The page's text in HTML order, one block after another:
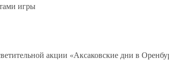
игры
акции «Аксаковские дни в